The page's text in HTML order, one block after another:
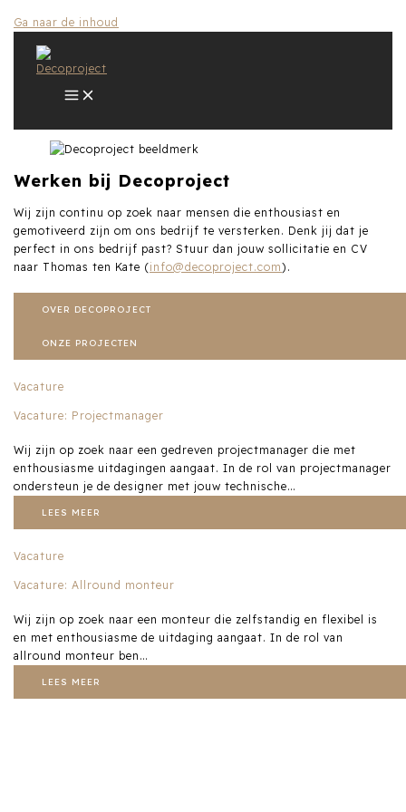
Ga naar de inhoud
Werken bij Decoproject
Wij zijn continu op zoek naar mensen die enthousiast en
gemotiveerd zijn om ons bedrijf te versterken. Denk jij dat je
perfect in ons bedrijf past? Stuur dan jouw sollicitatie en CV
naar Thomas ten Kate (info@decoproject.com).
OVER DECOPROJECT
ONZE PROJECTEN
Vacature
Vacature: Projectmanager
Wij zijn op zoek naar een gedreven projectmanager die met
enthousiasme uitdagingen aangaat. In de rol van projectmanager
ondersteun je de designer met jouw technische…
LEES MEER
Vacature
Vacature: Allround monteur
Wij zijn op zoek naar een monteur die zelfstandig en flexibel is
en met enthousiasme de uitdaging aangaat. In de rol van
allround monteur ben…
LEES MEER